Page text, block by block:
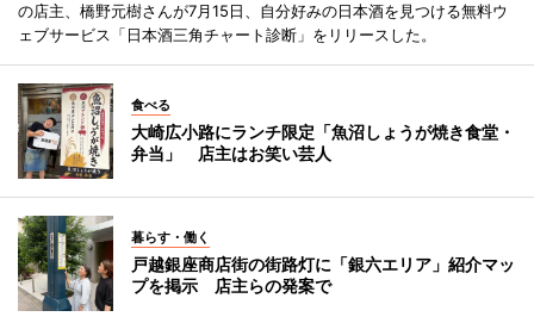
の店主、橋野元樹さんが7月15日、自分好みの日本酒を見つける無料ウ
ェブサービス「日本酒三角チャート診断」をリリースした。
食べる
大崎広小路にランチ限定「魚沼しょうが焼き食堂・
弁当」 店主はお笑い芸人
暮らす・働く
戸越銀座商店街の街路灯に「銀六エリア」紹介マッ
プを掲示 店主らの発案で